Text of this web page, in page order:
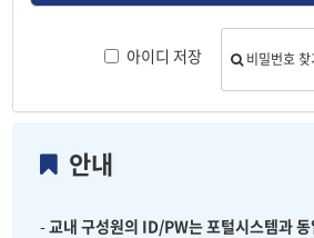
아이디 저장 비밀번호 찾
안내
- 교내 구성원의 ID/PW는 포털시스템과